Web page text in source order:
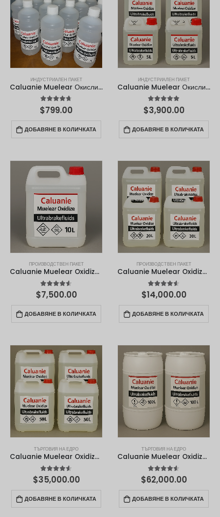
ИНДУСТРИАЛЕН ПАКЕТ
Caluanie Muelear Окислител 1 литър
4.67от 5
$799.00
ДОБАВЯНЕ В КОЛИЧКАТА
ИНДУСТРИАЛЕН ПАКЕТ
Caluanie Muelear Окислител – 5L
4.90от 5
$3,900.00
ДОБАВЯНЕ В КОЛИЧКАТА
ПРОИЗВОДСТВЕН ПАКЕТ
Caluanie Muelear Oxidize – 10 литра
4.50от 5
$7,500.00
ДОБАВЯНЕ В КОЛИЧКАТА
ПРОИЗВОДСТВЕН ПАКЕТ
Caluanie Muelear Oxidize – 20 литра
4.50от 5
$14,000.00
ДОБАВЯНЕ В КОЛИЧКАТА
ТЪРГОВИЯ НА ЕДРО
Caluanie Muelear Oxidize – 50 литра
4.50от 5
$35,000.00
ДОБАВЯНЕ В КОЛИЧКАТА
ТЪРГОВИЯ НА ЕДРО
Caluanie Muelear Oxidize – 100 литра
4.50от 5
$62,000.00
ДОБАВЯНЕ В КОЛИЧКАТА